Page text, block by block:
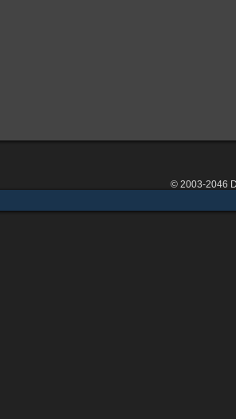
© 2003-2046